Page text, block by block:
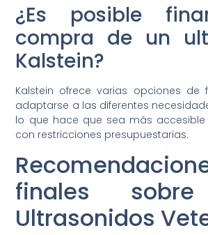
¿Es posible
compra de un
Kalstein?
Kalstein ofrece varias opciones de
adaptarse a las diferentes
lo que hace que sea más
con restricciones presupuestarias.
finales
Ultrasonidos